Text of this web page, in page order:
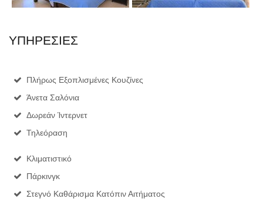
ΥΠΗΡΕΣΙΕΣ
Πλήρως Εξοπλισμένες Κουζίνες
Άνετα Σαλόνια
Δωρεάν Ίντερνετ
Τηλεόραση
Κλιματιστικό
Πάρκινγκ
Στεγνό Καθάρισμα Κατόπιν Αιτήματος